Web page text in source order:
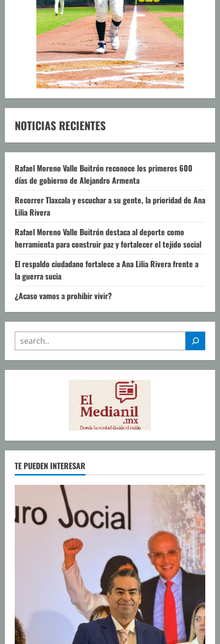
NOTICIAS RECIENTES
Rafael Moreno Valle Buitrón reconoce los primeros 600
días de gobierno de Alejandro Armenta
Recorrer Tlaxcala y escuchar a su gente, la prioridad de Ana
Lilia Rivera
Rafael Moreno Valle Buitrón destaca al deporte como
herramienta para construir paz y fortalecer el tejido social
El respaldo ciudadano fortalece a Ana Lilia Rivera frente a
la guerra sucia
¿Acaso vamos a prohibir vivir?
SEARCH
TE PUEDEN INTERESAR